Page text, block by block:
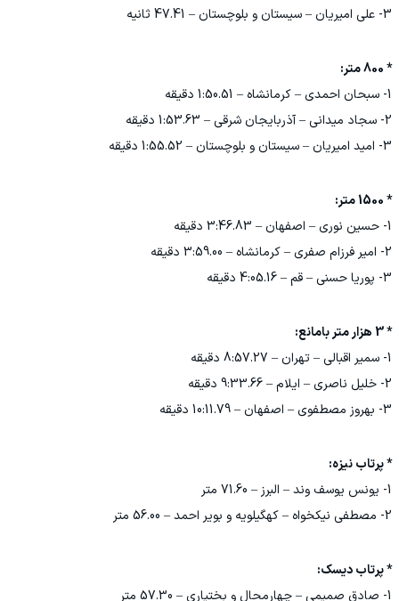
3- علی امیریان – سیستان و بلوچستان – 47.41 ثانیه
* 800 متر:
1- سبحان احمدی – کرمانشاه – 1:50.51 دقیقه
2- سجاد میدانی – آذربایجان شرقی – 1:53.63 دقیقه
3- امید امیریان – سیستان و بلوچستان – 1:55.52 دقیقه
* 1500 متر:
1- حسین نوری – اصفهان – 3:46.83 دقیقه
2- امیر فرزام صفری – کرمانشاه – 3:59.00 دقیقه
3- پوریا حسنی – قم – 4:05.16 دقیقه
* 3 هزار متر بامانع:
1- سمیر اقبالی – تهران – 8:57.27 دقیقه
2- خلیل ناصری – ایلام – 9:33.66 دقیقه
3- بهروز مصطفوی – اصفهان – 10:11.79 دقیقه
* پرتاب نیزه:
1- یونس یوسف وند – البرز – 71.60 متر
2- مصطفی نیکخواه – کهگیلویه و بویر احمد – 56.00 متر
* پرتاب دیسک:
1- صادق صمیمی – چهارمحال و بختیاری – 57.30 متر